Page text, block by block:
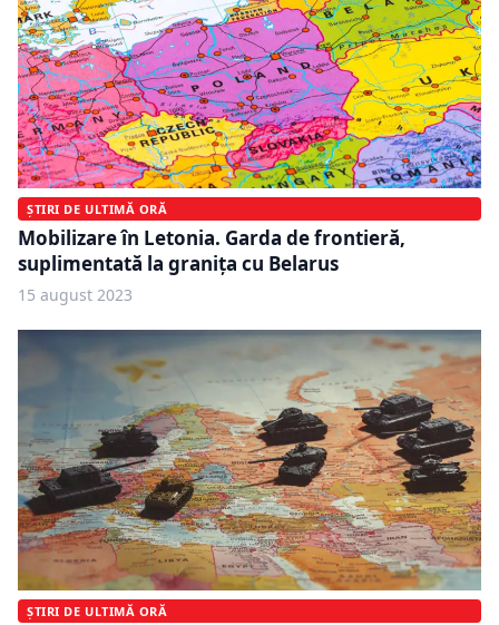
ȘTIRI DE ULTIMĂ ORĂ
Mobilizare în Letonia. Garda de frontieră,
suplimentată la granița cu Belarus
15 august 2023
ȘTIRI DE ULTIMĂ ORĂ